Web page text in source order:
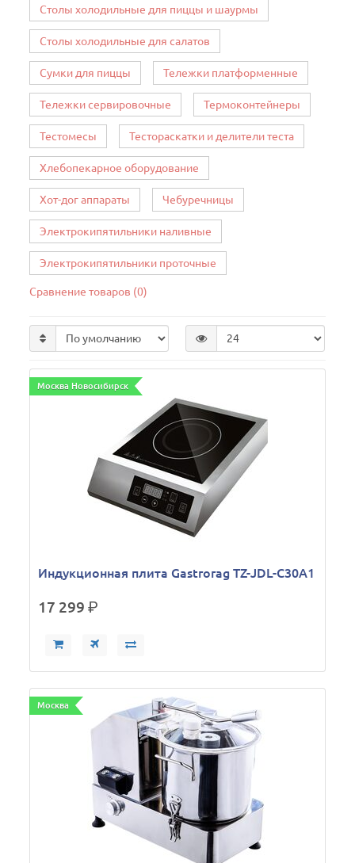
Столы холодильные для пиццы и шаурмы
Столы холодильные для салатов
Сумки для пиццы Тележки платформенные
Тележки сервировочные Термоконтейнеры
Тестомесы Тестораскатки и делители теста
Хлебопекарное оборудование
Хот-дог аппараты Чебуречницы
Электрокипятильники наливные
Электрокипятильники проточные
Сравнение товаров (0)
Москва Новосибирск
Индукционная плита Gastrorag TZ-JDL-C30A1
17 299р.
Москва